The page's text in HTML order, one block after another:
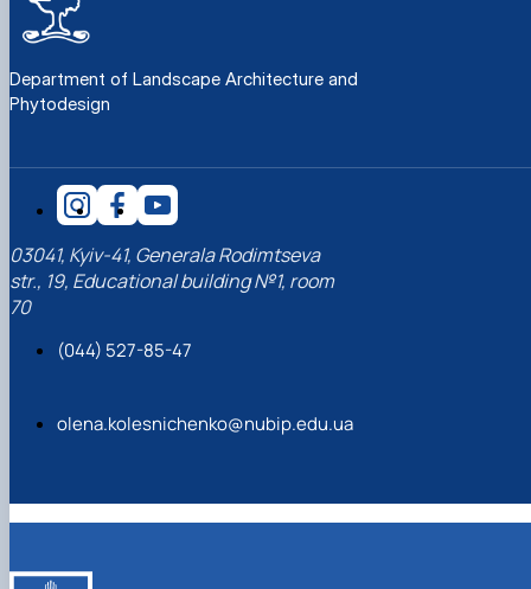
Department of Landscape Architecture and
Phytodesign
03041, Kyiv-41, Generala Rodimtseva
str., 19, Educational building №1, room
70
(044) 527-85-47
olena.kolesnichenko@nubip.edu.ua